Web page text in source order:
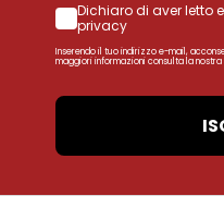
Dichiaro di aver letto
privacy
Inserendo il tuo indirizzo e-mail,
maggiori informazioni consulta la